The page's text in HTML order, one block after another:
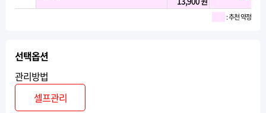
: 추천 약정
선택옵션
관리방법
셀프관리